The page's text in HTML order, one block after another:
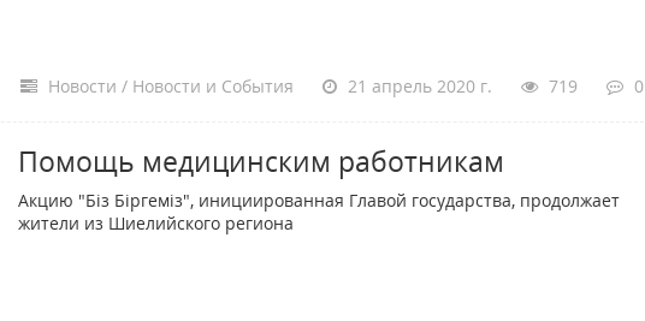
Новости / Новости и События 21 апрель 2020 г. 719 0
Помощь медицинским работникам
Акцию "Біз Біргеміз", инициированная Главой государства, продолжает
жители из Шиелийского региона